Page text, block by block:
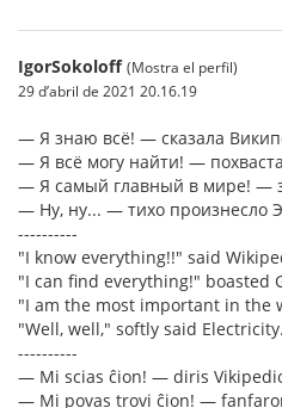
IgorSokoloff (Mostra el perfil)
29 d’abril de 2021 20.16.19
— Я знаю всё! — сказала
— Я всё могу найти! —
— Я самый главный в мире! —
— Ну, ну... — тихо произнесло
----------
"I know everything!!" said
"I can find everything!" boasted
"I am the most important in the
"Well, well," softly said Electricity.
----------
— Mi scias ĉion! — diris
— Mi povas trovi ĉion! —